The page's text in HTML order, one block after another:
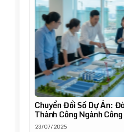
Chuyển Đổi Số Dự Án:
Thành Công Ngành
23/07/2025